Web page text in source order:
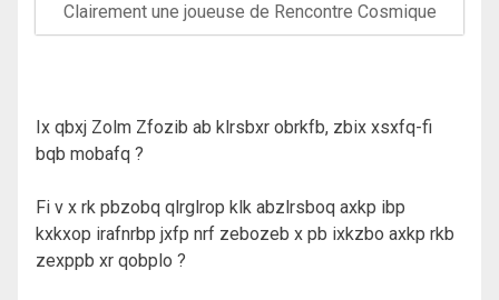
Clairement une joueuse de Rencontre Cosmique
Ix qbxj Zolm Zfozib ab klrsbxr obrkfb, zbix xsxfq-fi
bqb mobafq ?
Fi v x rk pbzobq qlrglrop klk abzlrsboq axkp ibp
kxkxop irafnrbp jxfp nrf zebozeb x pb ixkzbo axkp rkb
zexppb xr qobplo ?